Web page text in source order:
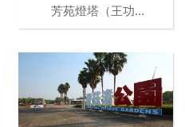
芳苑燈塔（王功...